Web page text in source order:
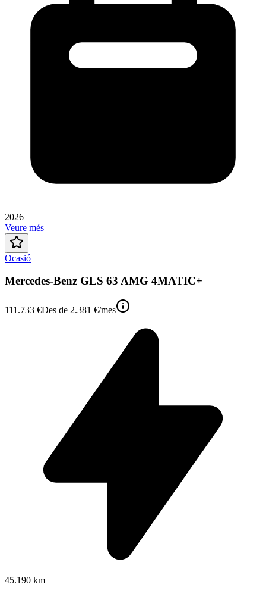
2026
Veure més
Ocasió
Mercedes-Benz GLS 63 AMG 4MATIC+
111.733 €Des de 2.381 €/mes
45.190 km